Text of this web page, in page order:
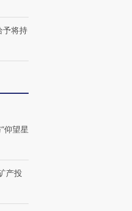
予将持
仰望星
产投